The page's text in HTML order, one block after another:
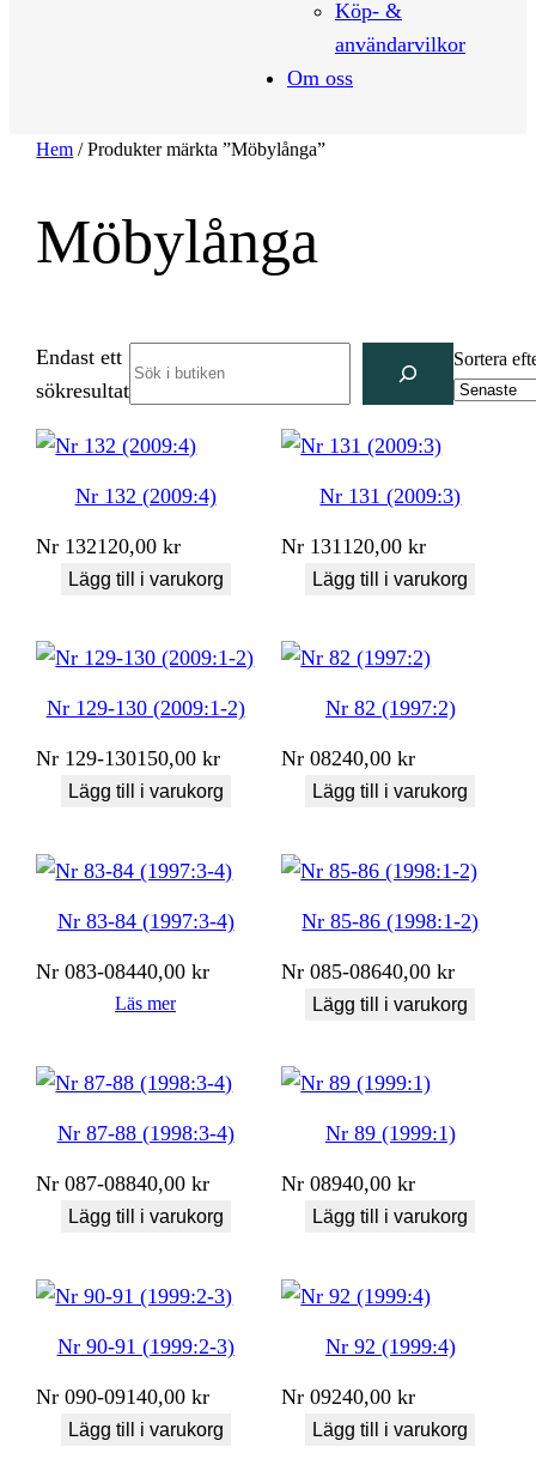
Köp- &
användarvilkor
Om oss
Hem / Produkter märkta ”Möbylånga”
Möbylånga
Endast ett
sökresultat
Sortera
Nr 132 (2009:4)
Nr 132120,00kr
Lägg till i varukorg
Nr 131 (2009:3)
Nr 131 120,00kr
Lägg till i varukorg
Nr 129-130 (2009:1-2)
Nr 129-130150,00kr
Lägg till i varukorg
Nr 82 (1997:2)
Nr 08240,00kr
Lägg till i varukorg
Nr 83-84 (1997:3-4)
Nr 083-08440,00kr
Läs mer
Nr 85-86 (1998:1-2)
Nr 085-08640,00kr
Lägg till i varukorg
Nr 87-88 (1998:3-4)
Nr 087-08840,00kr
Lägg till i varukorg
Nr 89 (1999:1)
Nr 08940,00kr
Lägg till i varukorg
Nr 90-91 (1999:2-3)
Nr 090-09140,00kr
Lägg till i varukorg
Nr 92 (1999:4)
Nr 09240,00kr
Lägg till i varukorg